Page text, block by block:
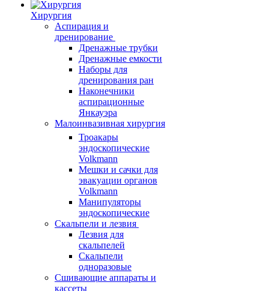
Хирургия
Аспирация и
дренирование
Дренажные трубки
Дренажные емкости
Наборы для
дренирования ран
Наконечники
аспирационные
Янкауэра
Малоинвазивная хирургия
Троакары
эндоскопические
Volkmann
Мешки и сачки для
эвакуации органов
Volkmann
Манипуляторы
эндоскопические
Скальпели и лезвия
Лезвия для
скальпелей
Скальпели
одноразовые
Сшивающие аппараты и
кассеты